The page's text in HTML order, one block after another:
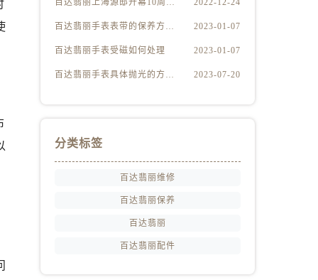
百达翡丽上海源邸开幕10周年展“与时间同源” 2022-12-24
百达翡丽手表表带的保养方法有哪些？ 2023-01-07
百达翡丽手表受磁如何处理 2023-01-07
百达翡丽手表具体抛光的方法（百达翡丽手表抛光的正确方法） 2023-07-20
分类标签
百达翡丽维修
百达翡丽保养
百达翡丽
百达翡丽配件